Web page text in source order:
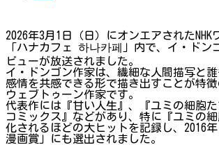
2026年3月1日（日）にオンエアされたNHK
「ハナカフェ 하나카페」内で、イ・ドン
ビューが放送されました。
イ・ドンゴン作家は、繊細な人間描写と
感情を共感できる形で描き出すことが特
ウェブトゥーン作家です。
代表作には『甘い人生』、『ユミの細胞
コミックス』などがあり、特に『ユミの
化されるほどの大ヒットを記録し、2016
漫画賞」にも選出されました。